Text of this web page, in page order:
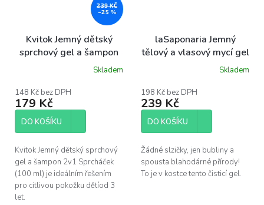
239 KČ
–25 %
Kvitok Jemný dětský
sprchový gel a šampon
2v1, 100 mlSkladem
148 Kč bez DPH
179 Kč
DO KOŠÍKU
Kvitok Jemný dětský sprchový
gel a šampon 2v1 Sprcháček
(100 ml) je ideálním řešením
pro citlivou pokožku dětíod 3
let.
laSaponaria Jemný
tělový a vlasový mycí gel
pro děti BIO, 190 ml
Skladem
198 Kč bez DPH
239 Kč
DO KOŠÍKU
Žádné slzičky, jen bubliny a
spousta blahodárné přírody!
To je v kostce tento čisticí gel.